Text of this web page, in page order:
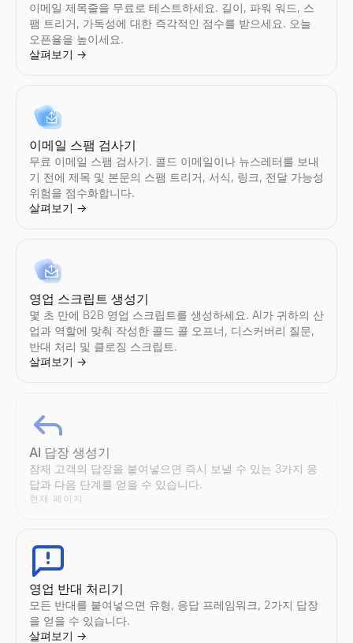
이메일 제목줄을 무료로 테스트하세요. 길이, 파워 워드, 스
팸 트리거, 가독성에 대한 즉각적인 점수를 받으세요. 오늘
오픈율을 높이세요.
살펴보기 →
이메일 스팸 검사기
무료 이메일 스팸 검사기. 콜드 이메일이나 뉴스레터를 보내
기 전에 제목 및 본문의 스팸 트리거, 서식, 링크, 전달 가능성
위험을 점수화합니다.
살펴보기 →
영업 스크립트 생성기
몇 초 만에 B2B 영업 스크립트를 생성하세요. AI가 귀하의 산
업과 역할에 맞춰 작성한 콜드 콜 오프너, 디스커버리 질문,
반대 처리 및 클로징 스크립트.
살펴보기 →
AI 답장 생성기
잠재 고객의 답장을 붙여넣으면 즉시 보낼 수 있는 3가지 응
답과 다음 단계를 얻을 수 있습니다.
현재 페이지
영업 반대 처리기
모든 반대를 붙여넣으면 유형, 응답 프레임워크, 2가지 답장
을 얻을 수 있습니다.
살펴보기 →